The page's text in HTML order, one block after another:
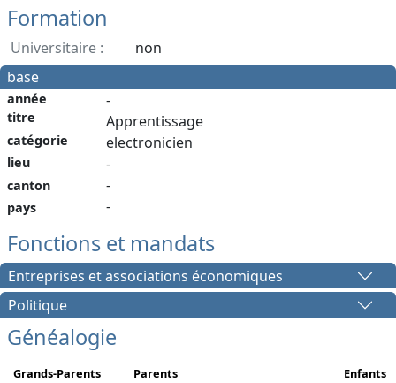
Formation
Universitaire :
non
base
année
titre
catégorie
lieu
canton
pays
-
Apprentissage
electronicien
-
-
-
Fonctions et mandats
Entreprises et associations économiques
Politique
Généalogie
Grands-Parents Parents Enfants